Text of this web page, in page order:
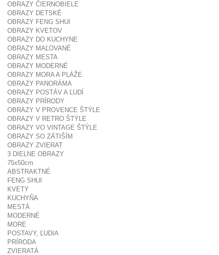
OBRAZY ČIERNOBIELE
OBRAZY DETSKÉ
OBRAZY FENG SHUI
OBRAZY KVETOV
OBRAZY DO KUCHYNE
OBRAZY MAĽOVANÉ
OBRAZY MESTA
OBRAZY MODERNÉ
OBRAZY MORA A PLÁŽE
OBRAZY PANORÁMA
OBRAZY POSTÁV A ĽUDÍ
OBRAZY PRÍRODY
OBRAZY V PROVENCE ŠTÝLE
OBRAZY V RETRO ŠTÝLE
OBRAZY VO VINTAGE ŠTÝLE
OBRAZY SO ZÁTIŠÍM
OBRAZY ZVIERAT
3 DIELNE OBRAZY
75x50cm
ABSTRAKTNÉ
FENG SHUI
KVETY
KUCHYŇA
MESTÁ
MODERNÉ
MORE
POSTAVY, ĽUDIA
PRÍRODA
ZVIERATÁ